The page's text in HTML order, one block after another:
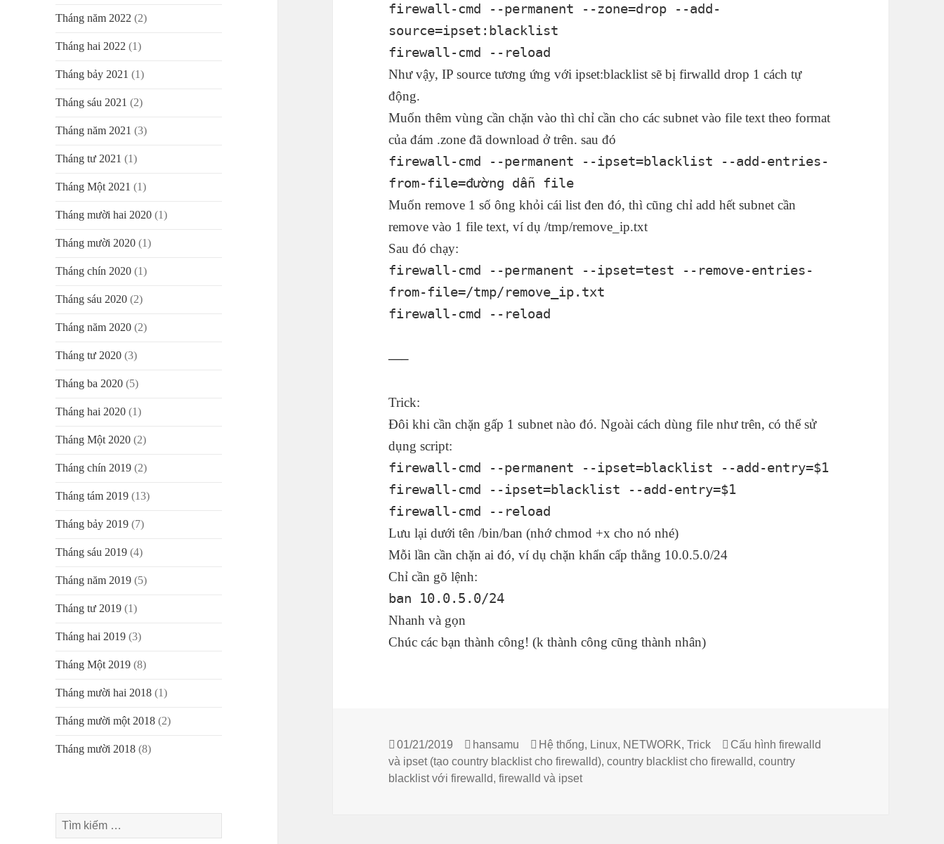
Tháng năm 2022 (2)
Tháng hai 2022 (1)
Tháng bảy 2021 (1)
Tháng sáu 2021 (2)
Tháng năm 2021 (3)
Tháng tư 2021 (1)
Tháng Một 2021 (1)
Tháng mười hai 2020 (1)
Tháng mười 2020 (1)
Tháng chín 2020 (1)
Tháng sáu 2020 (2)
Tháng năm 2020 (2)
Tháng tư 2020 (3)
Tháng ba 2020 (5)
Tháng hai 2020 (1)
Tháng Một 2020 (2)
Tháng chín 2019 (2)
Tháng tám 2019 (13)
Tháng bảy 2019 (7)
Tháng sáu 2019 (4)
Tháng năm 2019 (5)
Tháng tư 2019 (1)
Tháng hai 2019 (3)
Tháng Một 2019 (8)
Tháng mười hai 2018 (1)
Tháng mười một 2018 (2)
Tháng mười 2018 (8)
Tìm
kiếm
firewall-cmd --permanent --zone=drop --add-
source=ipset:blacklist
firewall-cmd --reload
Như vậy, IP source tương ứng với ipset:blacklist sẽ bị firwalld drop 1 cách tự
động.
Muốn thêm vùng cần chặn vào thì chỉ cần cho các subnet vào file text theo format
của đám .zone đã download ở trên. sau đó
firewall-cmd --permanent --ipset=blacklist --add-entries-
from-file=đường dẫn file
Muốn remove 1 số ông khỏi cái list đen đó, thì cũng chỉ add hết subnet cần
remove vào 1 file text, ví dụ /tmp/remove_ip.txt
Sau đó chạy:
firewall-cmd --permanent --ipset=test --remove-entries-
from-file=/tmp/remove_ip.txt
firewall-cmd --reload
—–
Trick:
Đôi khi cần chặn gấp 1 subnet nào đó. Ngoài cách dùng file như trên, có thể sử
dụng script:
firewall-cmd --permanent --ipset=blacklist --add-entry=$1
firewall-cmd --ipset=blacklist --add-entry=$1
firewall-cmd --reload
Lưu lại dưới tên /bin/ban (nhớ chmod +x cho nó nhé)
Mỗi lần cần chặn ai đó, ví dụ chặn khẩn cấp thằng 10.0.5.0/24
Chỉ cần gõ lệnh:
ban 10.0.5.0/24
Nhanh và gọn
Chúc các bạn thành công! (k thành công cũng thành nhân)
Đăng
vào
ngày
01/21/2019
Tác
giả
hansamu
Danh
mục
Hệ thống, Linux, NETWORK,Trick Thẻ
Cấu hình firewalld
và ipset (tạo country blacklist cho firewalld),country blacklist cho firewalld,country
blacklist với firewalld,firewalld và ipset